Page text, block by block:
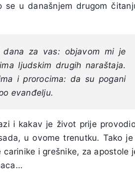
u današnjem drugom
za vas: objavom mi je
ljudskim drugih naraštaja.
i prorocima: da su pogani
evanđelju.
i kakav je život prije
u ovome trenutku. Tako je
i grešnike, za apostole